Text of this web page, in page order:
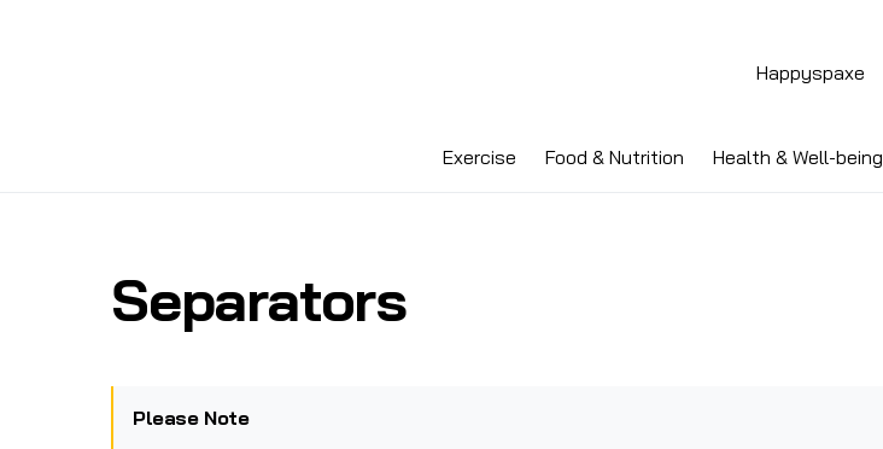
Happyspaxe
Exercise Food & Nutrition Health & Well-being
Separators
Please Note